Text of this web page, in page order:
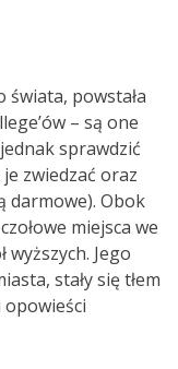
powstała
– są one
sprawdzić
zwiedzać oraz
darmowe). Obok
miejsca we
Jego
stały się tłem